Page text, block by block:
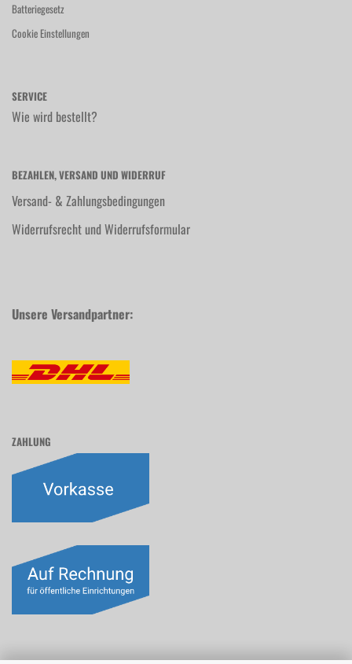
Batteriegesetz
Cookie Einstellungen
SERVICE
Wie wird bestellt?
BEZAHLEN, VERSAND UND WIDERRUF
Versand- & Zahlungsbedingungen
Widerrufsrecht und Widerrufsformular
Unsere Versandpartner:
ZAHLUNG